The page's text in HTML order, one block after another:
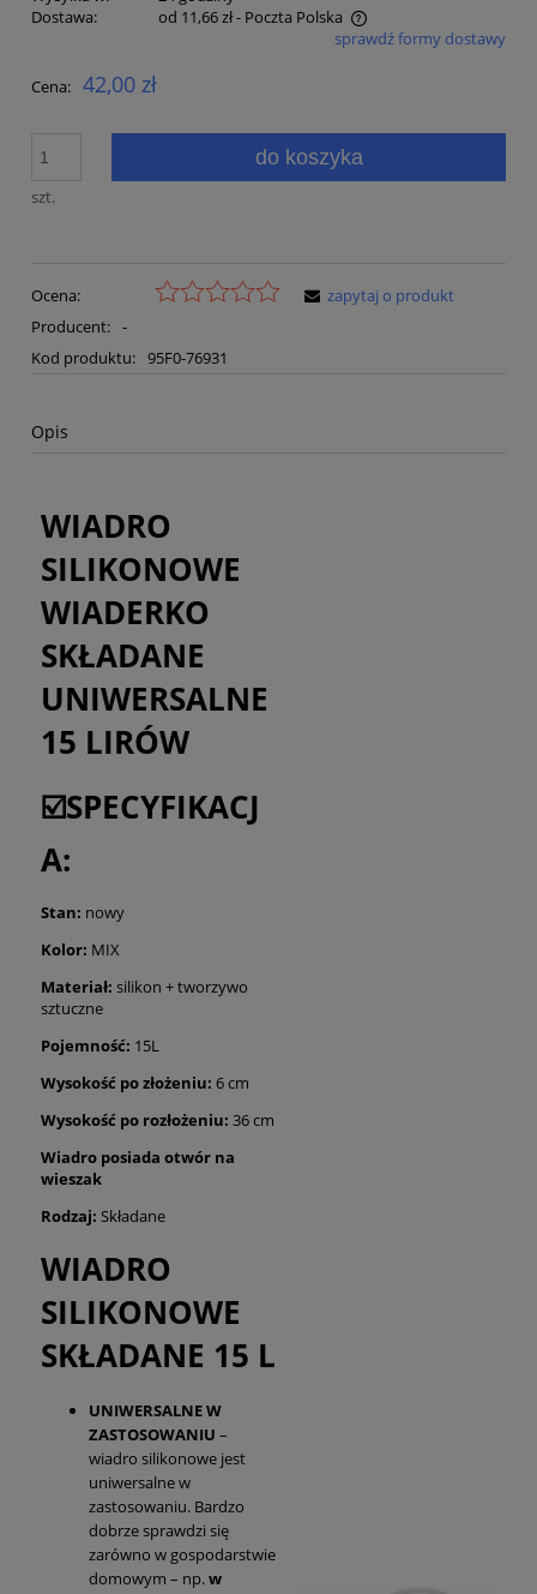
Dostawa:
od 11,66 zł- Poczta Polska
Cena nie zawiera ewentualnych kosztów płatnościsprawdź formy dostawy
Cena: 42,00 zł
szt.
do koszyka
Ocena:
Producent: -
Kod produktu: 95F0-76931
zapytaj o produkt
Opis
WIADRO
SILIKONOWE
WIADERKO
SKŁADANE
UNIWERSALNE
15 LIRÓW
☑️SPECYFIKACJ
A:
Stan: nowy
Kolor: MIX
Materiał: silikon + tworzywo
sztuczne
Pojemność: 15L
Wysokość po złożeniu: 6 cm
Wysokość po rozłożeniu: 36 cm
Wiadro posiada otwór na
wieszak
Rodzaj: Składane
WIADRO
SILIKONOWE
SKŁADANE 15 L
UNIWERSALNE W
ZASTOSOWANIU –
wiadro silikonowe jest
uniwersalne w
zastosowaniu. Bardzo
dobrze sprawdzi się
zarówno w gospodarstwie
domowym – np.w